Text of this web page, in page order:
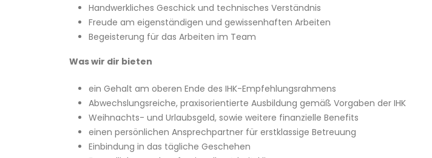
Handwerkliches Geschick und technisches Verständnis
Freude am eigenständigen und gewissenhaften Arbeiten
Begeisterung für das Arbeiten im Team
Was wir dir bieten
ein Gehalt am oberen Ende des IHK-Empfehlungsrahmens
Abwechslungsreiche, praxisorientierte Ausbildung gemäß Vorgaben der IHK
Weihnachts- und Urlaubsgeld, sowie weitere finanzielle Benefits
einen persönlichen Ansprechpartner für erstklassige Betreuung
Einbindung in das tägliche Geschehen